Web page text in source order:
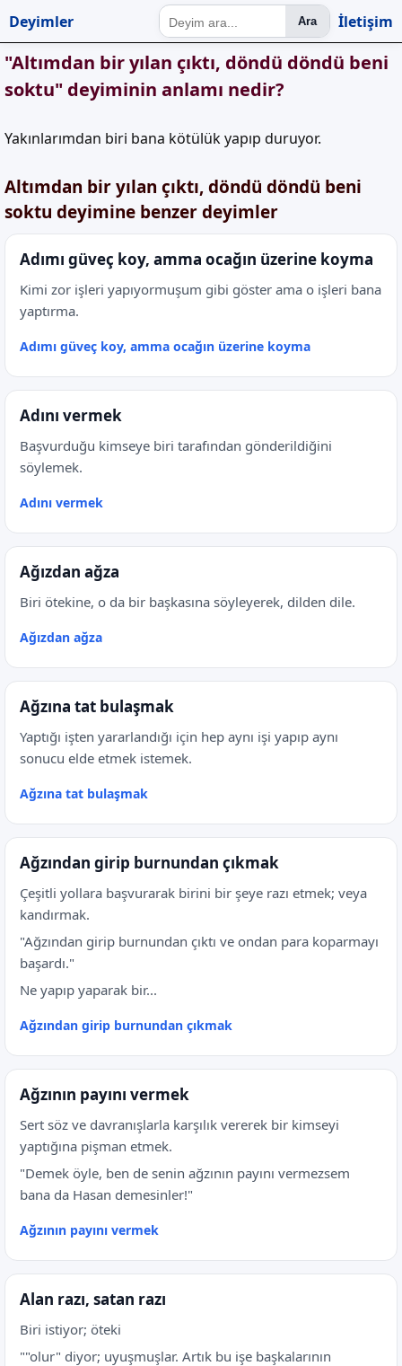
Deyimler Ara İletişim
"Altımdan bir yılan çıktı, döndü döndü beni
soktu" deyiminin anlamı nedir?
Yakınlarımdan biri bana kötülük yapıp duruyor.
Altımdan bir yılan çıktı, döndü döndü beni
soktu deyimine benzer deyimler
Adımı güveç koy, amma ocağın üzerine koyma
Kimi zor işleri yapıyormuşum gibi göster ama o işleri bana
yaptırma.
Adımı güveç koy, amma ocağın üzerine koyma
Adını vermek
Başvurduğu kimseye biri tarafından gönderildiğini
söylemek.
Adını vermek
Ağızdan ağza
Biri ötekine, o da bir başkasına söyleyerek, dilden dile.
Ağızdan ağza
Ağzına tat bulaşmak
Yaptığı işten yararlandığı için hep aynı işi yapıp aynı
sonucu elde etmek istemek.
Ağzına tat bulaşmak
Ağzından girip burnundan çıkmak
Çeşitli yollara başvurarak birini bir şeye razı etmek; veya
kandırmak.
"Ağzından girip burnundan çıktı ve ondan para koparmayı
başardı."
Ne yapıp yaparak bir...
Ağzından girip burnundan çıkmak
Ağzının payını vermek
Sert söz ve davranışlarla karşılık vererek bir kimseyi
yaptığına pişman etmek.
"Demek öyle, ben de senin ağzının payını vermezsem
bana da Hasan demesinler!"
Ağzının payını vermek
Alan razı, satan razı
Biri istiyor; öteki
""olur" diyor; uyuşmuşlar. Artık bu işe başkalarının